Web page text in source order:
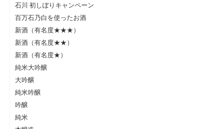
石川 初しぼりキャンペーン
百万石乃白を使ったお酒
新酒（有名度★★★）
新酒（有名度★★）
新酒（有名度★）
純米大吟醸
大吟醸
純米吟醸
吟醸
純米